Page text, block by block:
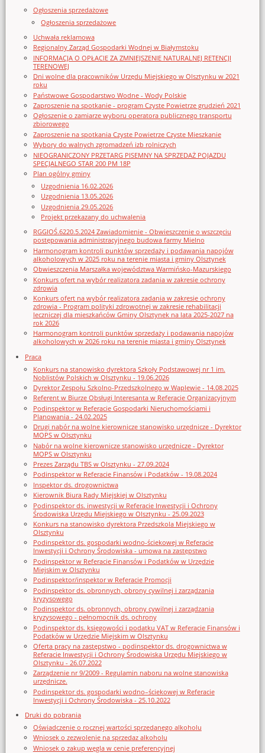
Ogłoszenia sprzedażowe
Ogłoszenia sprzedażowe
Uchwała reklamowa
Regionalny Zarząd Gospodarki Wodnej w Białymstoku
INFORMACJA O OPŁACIE ZA ZMNIEJSZENIE NATURALNEJ RETENCJI
TERENOWEJ
Dni wolne dla pracowników Urzędu Miejskiego w Olsztynku w 2021
roku
Państwowe Gospodarstwo Wodne - Wody Polskie
Zaproszenie na spotkanie - program Czyste Powietrze grudzień 2021
Ogłoszenie o zamiarze wyboru operatora publicznego transportu
zbiorowego
Zaproszenie na spotkania Czyste Powietrze Czyste Mieszkanie
Wybory do walnych zgromadzeń izb rolniczych
NIEOGRANICZONY PRZETARG PISEMNY NA SPRZEDAŻ POJAZDU
SPECJALNEGO STAR 200 PM 18P
Plan ogólny gminy
Uzgodnienia 16.02.2026
Uzgodnienia 13.05.2026
Uzgodnienia 29.05.2026
Projekt przekazany do uchwalenia
RGGIOŚ.6220.5.2024 Zawiadomienie - Obwieszczenie o wszczęciu
postępowania administracyjnego budowa farmy Mielno
Harmonogram kontroli punktów sprzedaży i podawania napojów
alkoholowych w 2025 roku na terenie miasta i gminy Olsztynek
Obwieszczenia Marszałka województwa Warmińsko-Mazurskiego
Konkurs ofert na wybór realizatora zadania w zakresie ochrony
zdrowia
Konkurs ofert na wybór realizatora zadania w zakresie ochrony
zdrowia - Program polityki zdrowotnej w zakresie rehabilitacji
leczniczej dla mieszkańców Gminy Olsztynek na lata 2025-2027 na
rok 2026
Harmonogram kontroli punktów sprzedaży i podawania napojów
alkoholowych w 2026 roku na terenie miasta i gminy Olsztynek
Praca
Konkurs na stanowisko dyrektora Szkoły Podstawowej nr 1 im.
Noblistów Polskich w Olsztynku - 19.06.2026
Dyrektor Zespołu Szkolno-Przedszkolnego w Waplewie - 14.08.2025
Referent w Biurze Obsługi Interesanta w Referacie Organizacyjnym
Podinspektor w Referacie Gospodarki Nieruchomościami i
Planowania - 24.02.2025
Drugi nabór na wolne kierownicze stanowisko urzędnicze - Dyrektor
MOPS w Olsztynku
Nabór na wolne kierownicze stanowisko urzędnicze - Dyrektor
MOPS w Olsztynku
Prezes Zarządu TBS w Olsztynku - 27.09.2024
Podinspektor w Referacie Finansów i Podatków - 19.08.2024
Inspektor ds. drogownictwa
Kierownik Biura Rady Miejskiej w Olsztynku
Podinspektor ds. inwestycji w Referacie Inwestycji i Ochrony
Środowiska Urzędu Miejskiego w Olsztynku - 25.09.2023
Konkurs na stanowisko dyrektora Przedszkola Miejskiego w
Olsztynku
Podinspektor ds. gospodarki wodno-ściekowej w Referacie
Inwestycji i Ochrony Środowiska - umowa na zastępstwo
Podinspektor w Referacie Finansów i Podatków w Urzędzie
Miejskim w Olsztynku
Podinspektor/inspektor w Referacie Promocji
Podinspektor ds. obronnych, obrony cywilnej i zarządzania
kryzysowego
Podinspektor ds. obronnych, obrony cywilnej i zarządzania
kryzysowego - pełnomocnik ds. ochrony
Podinspektor ds. księgowości i podatku VAT w Referacie Finansów i
Podatków w Urzędzie Miejskim w Olsztynku
Oferta pracy na zastępstwo - podinspektor ds. drogownictwa w
Referacie Inwestycji i Ochrony Środowiska Urzędu Miejskiego w
Olsztynku - 26.07.2022
Zarządzenie nr 9/2009 - Regulamin naboru na wolne stanowiska
urzędnicze.
Podinspektor ds. gospodarki wodno–ściekowej w Referacie
Inwestycji i Ochrony Środowiska - 25.10.2022
Druki do pobrania
Oświadczenie o rocznej wartości sprzedanego alkoholu
Wniosek o zezwolenie na sprzedaz alkoholu
Wniosek o zakup węgla w cenie preferencyjnej